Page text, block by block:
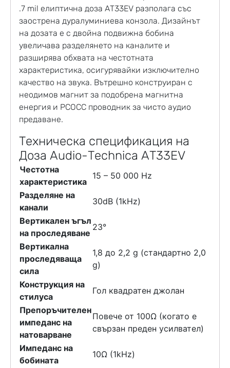
.7 mil елиптична доза AT33EV разполага със
заострена дуралуминиева конзола. Дизайнът
на дозата е с двойна подвижна бобина
увеличава разделянето на каналите и
разширява обхвата на честотната
характеристика, осигурявайки изключително
качество на звука. Вътрешно конструиран с
неодимов магнит за подобрена магнитна
енергия и PCOCC проводник за чисто аудио
предаване.
Техническа спецификация на
Доза Audio-Technica AT33EV
Честотна
характеристика
15 – 50 000 Hz
Разделяне на
канали
30dB (1kHz)
Вертикален ъгъл
на проследяване
23°
Вертикална
проследяваща
сила
1,8 до 2,2 g (стандартно 2,0
g)
Конструкция на
стилуса
Гол квадратен джолан
Препоръчителен
импеданс на
натоварване
Повече от 100Ω (когато е
свързан преден усилвател)
Импеданс на
бобината
10Ω (1kHz)